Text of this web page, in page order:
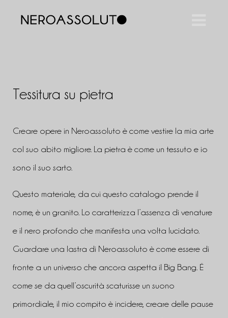
Tessitura su pietra
Creare opere in Neroassoluto è come vestire la mia arte
col suo abito migliore. La pietra è come un tessuto e io
sono il suo sarto.
Questo materiale, da cui questo catalogo prende il
nome, è un granito. Lo caratterizza l’assenza di venature
e il nero profondo che manifesta una volta lucidato.
Guardare una lastra di Neroassoluto è come essere di
fronte a un universo che ancora aspetta il Big Bang. É
come se da quell’oscurità scaturisse un suono
primordiale, il mio compito è incidere, creare delle pause